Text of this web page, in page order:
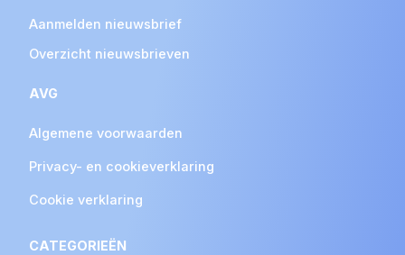
Aanmelden nieuwsbrief
Overzicht nieuwsbrieven
AVG
Algemene voorwaarden
Privacy- en cookieverklaring
Cookie verklaring
CATEGORIEËN